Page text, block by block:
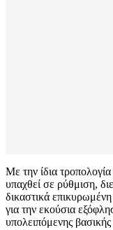
Με την ίδια
υπαχθεί σε ρύθμιση,
δικαστικά
για την εκούσια
υπολειπόμενης βασικής